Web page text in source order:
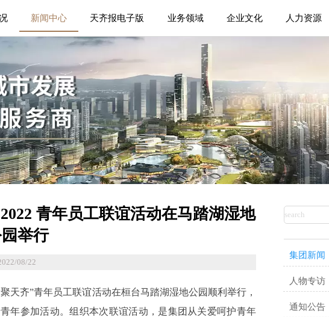
新闻中心 天齐报电子版 业务领域 企业文化 人力资源
青年员工联谊活动在马踏湖湿地
举行
08/22
天齐”青年员工联谊活动在桓台马踏湖湿地公园顺利举行，
年参加活动。组织本次联谊活动，是集团从关爱呵护青年
集团新闻
人物专访
通知公告